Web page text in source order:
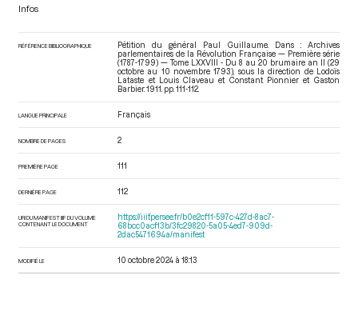
Infos
RÉFÉRENCE BIBLIOGRAPHIQUE
Pétition du général Paul Guillaume. Dans : Archives
parlementaires de la Révolution Française — Première série
(1787-1799) — Tome LXXVIII - Du 8 au 20 brumaire an II (29
octobre au 10 novembre 1793) , sous la direction de Lodoïs
Lataste et Louis Claveau et Constant Pionnier et Gaston
Barbier. 1911. pp. 111-112.
LANGUE PRINCIPALE Français
NOMBRE DE PAGES 2
PREMIÈRE PAGE 111
DERNIÈRE PAGE 112
URI DU MANIFEST IIIF DU VOLUME
CONTENANT LE DOCUMENT
https://iiif.persee.fr/b0e2cf11-597c-427d-8ac7-
68bcc0acf13b/3fc29820-5a05-4ed7-909d-
2dac5471694a/manifest
MODIFIÉ LE 10 octobre 2024 à 18:13